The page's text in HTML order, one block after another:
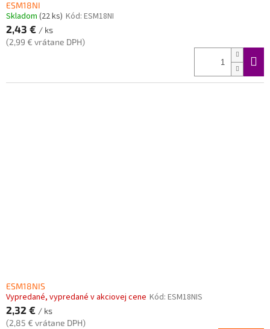
ESM18NI
Skladom (22 ks) Kód: ESM18NI
2,43 € / ks
(2,99 € vrátane DPH)
ESM18NIS
Vypredané, vypredané v akciovej cene Kód: ESM18NIS
2,32 € / ks
(2,85 € vrátane DPH)